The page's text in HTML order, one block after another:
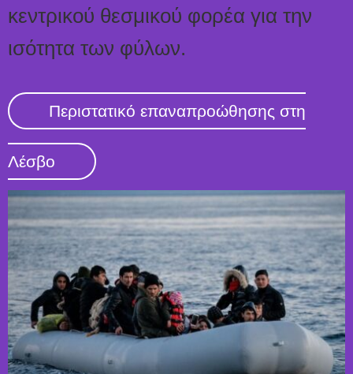
κεντρικού θεσμικού φορέα για την
ισότητα των φύλων.
Περιστατικό επαναπροώθησης στη
Λέσβο